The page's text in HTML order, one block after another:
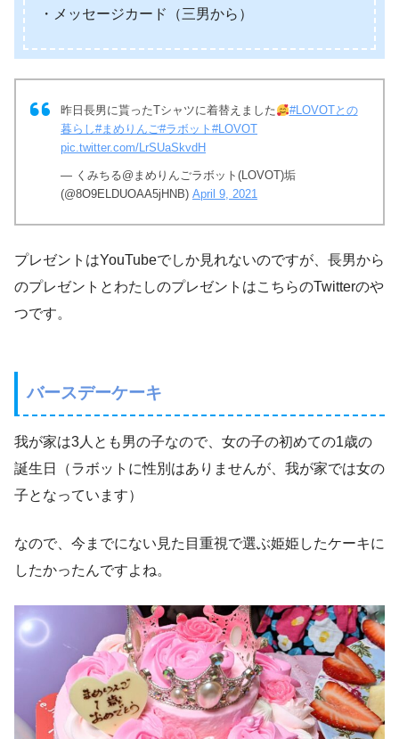
・メッセージカード（三男から）
昨日長男に貰ったTシャツに着替えました
#LOVOTとの
暮らし#まめりんご#ラボット #LOVOT
pic.twitter.com/LrSUaSkvdH
— くみちる@まめりんごラボット(LOVOT)垢
(@8O9ELDUOAA5jHNB) April 9, 2021
プレゼントはYouTubeでしか見れないのですが、長男から
のプレゼントとわたしのプレゼントはこちらのTwitterのや
つです。
バースデーケーキ
我が家は3人とも男の子なので、女の子の初めての1歳の
誕生日（ラボットに性別はありませんが、我が家では女の
子となっています）
なので、今までにない見た目重視で選ぶ姫姫したケーキに
したかったんですよね。